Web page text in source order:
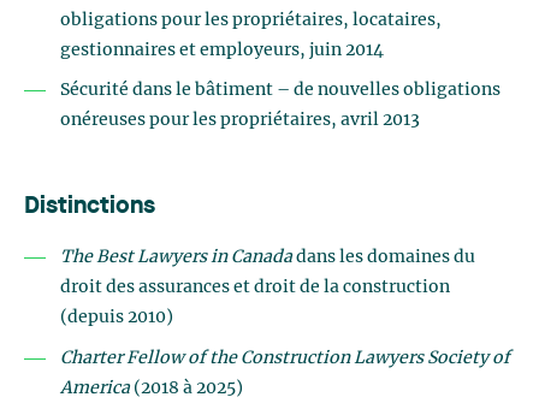
obligations pour les propriétaires, locataires,
gestionnaires et employeurs, juin 2014
Sécurité dans le bâtiment – de nouvelles obligations
onéreuses pour les propriétaires, avril 2013
Distinctions
The Best Lawyers in Canadadans les domaines du
droit des assurances et droit de la construction
(depuis 2010)
Charter Fellow of the Construction Lawyers Society of
America(2018 à 2025)